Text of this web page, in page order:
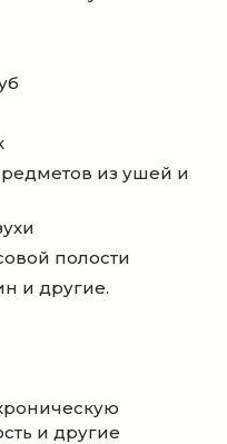
из ушей и
полости
и другие.
и другие